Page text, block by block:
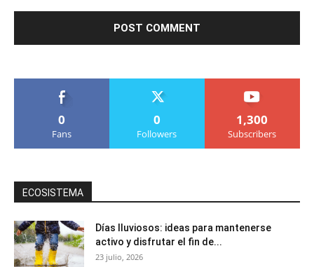
0
Fans
0
Followers
1,300
Subscribers
ECOSISTEMA
Días lluviosos: ideas para mantenerse
activo y disfrutar el fin de...
23 julio, 2026